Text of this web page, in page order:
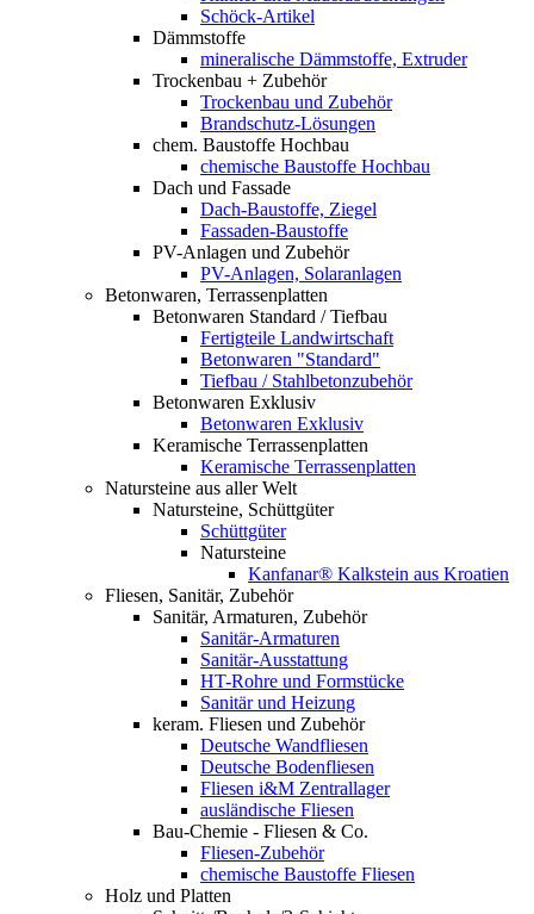
Schöck-Artikel
Dämmstoffe
mineralische Dämmstoffe, Extruder
Trockenbau + Zubehör
Trockenbau und Zubehör
Brandschutz-Lösungen
chem. Baustoffe Hochbau
chemische Baustoffe Hochbau
Dach und Fassade
Dach-Baustoffe, Ziegel
Fassaden-Baustoffe
PV-Anlagen und Zubehör
PV-Anlagen, Solaranlagen
Betonwaren, Terrassenplatten
Betonwaren Standard / Tiefbau
Fertigteile Landwirtschaft
Betonwaren "Standard"
Tiefbau / Stahlbetonzubehör
Betonwaren Exklusiv
Betonwaren Exklusiv
Keramische Terrassenplatten
Keramische Terrassenplatten
Natursteine aus aller Welt
Natursteine, Schüttgüter
Schüttgüter
Natursteine
Kanfanar® Kalkstein aus Kroatien
Fliesen, Sanitär, Zubehör
Sanitär, Armaturen, Zubehör
Sanitär-Armaturen
Sanitär-Ausstattung
HT-Rohre und Formstücke
Sanitär und Heizung
keram. Fliesen und Zubehör
Deutsche Wandfliesen
Deutsche Bodenfliesen
Fliesen i&M Zentrallager
ausländische Fliesen
Bau-Chemie - Fliesen & Co.
Fliesen-Zubehör
chemische Baustoffe Fliesen
Holz und Platten